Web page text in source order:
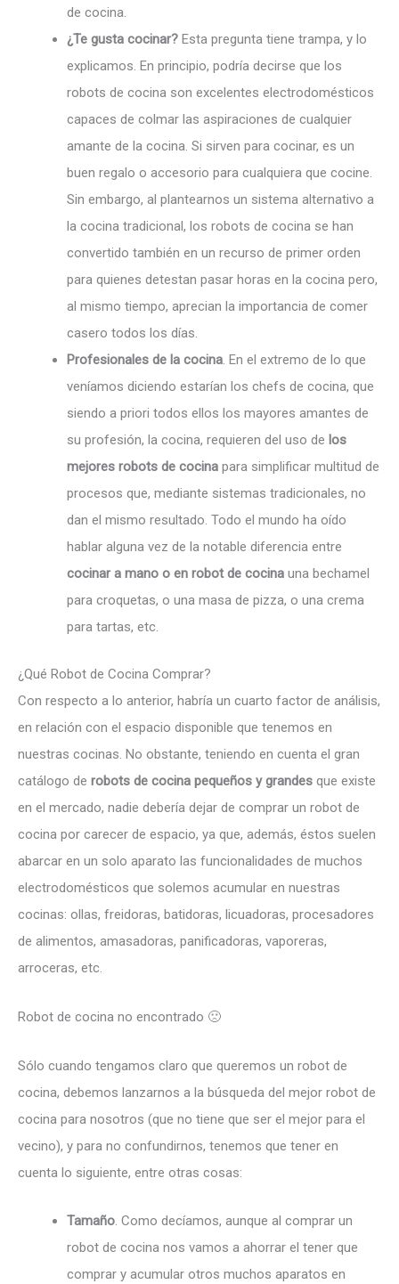
de cocina.
¿Te gusta cocinar? Esta pregunta tiene trampa, y lo
explicamos. En principio, podría decirse que los
robots de cocina son excelentes electrodomésticos
capaces de colmar las aspiraciones de cualquier
amante de la cocina. Si sirven para cocinar, es un
buen regalo o accesorio para cualquiera que cocine.
Sin embargo, al plantearnos un sistema alternativo a
la cocina tradicional, los robots de cocina se han
convertido también en un recurso de primer orden
para quienes detestan pasar horas en la cocina pero,
al mismo tiempo, aprecian la importancia de comer
casero todos los días.
Profesionales de la cocina. En el extremo de lo que
veníamos diciendo estarían los chefs de cocina, que
siendo a priori todos ellos los mayores amantes de
su profesión, la cocina, requieren del uso de los
mejores robots de cocina para simplificar multitud de
procesos que, mediante sistemas tradicionales, no
dan el mismo resultado. Todo el mundo ha oído
hablar alguna vez de la notable diferencia entre
cocinar a mano o en robot de cocina una bechamel
para croquetas, o una masa de pizza, o una crema
para tartas, etc.
¿Qué Robot de Cocina Comprar?
Con respecto a lo anterior, habría un cuarto factor de análisis,
en relación con el espacio disponible que tenemos en
nuestras cocinas. No obstante, teniendo en cuenta el gran
catálogo de robots de cocina pequeños y grandes que existe
en el mercado, nadie debería dejar de comprar un robot de
cocina por carecer de espacio, ya que, además, éstos suelen
abarcar en un solo aparato las funcionalidades de muchos
electrodomésticos que solemos acumular en nuestras
cocinas: ollas, freidoras, batidoras, licuadoras, procesadores
de alimentos, amasadoras, panificadoras, vaporeras,
arroceras, etc.
Robot de cocina no encontrado 🙁
Sólo cuando tengamos claro que queremos un robot de
cocina, debemos lanzarnos a la búsqueda del mejor robot de
cocina para nosotros (que no tiene que ser el mejor para el
vecino), y para no confundirnos, tenemos que tener en
cuenta lo siguiente, entre otras cosas:
Tamaño. Como decíamos, aunque al comprar un
robot de cocina nos vamos a ahorrar el tener que
comprar y acumular otros muchos aparatos en